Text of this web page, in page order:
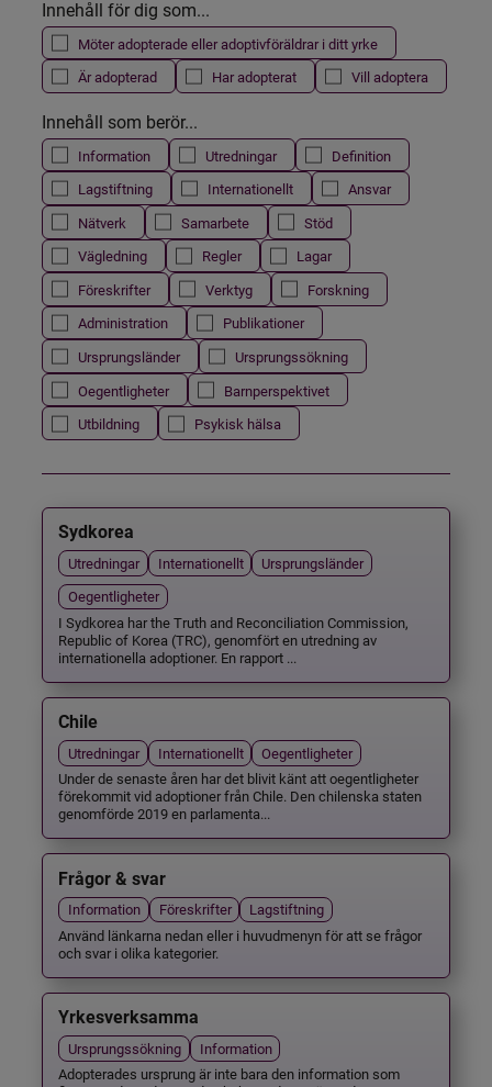
Innehåll för dig som...
Möter adopterade eller adoptivföräldrar i ditt yrke
Är adopterad
Har adopterat Vill adoptera
Innehåll som berör...
Information Utredningar
Definition
Lagstiftning
Internationellt
Ansvar
Nätverk
Samarbete
Stöd
Vägledning
Regler
Lagar
Föreskrifter
Verktyg
Forskning
Administration
Publikationer
Ursprungsländer
Ursprungssökning
Oegentligheter
Barnperspektivet
Utbildning
Psykisk hälsa
Sydkorea
Utredningar Internationellt
Ursprungsländer
Oegentligheter
I Sydkorea har the Truth and Reconciliation Commission,
Republic of Korea (TRC), genomfört en utredning av
internationella adoptioner. En rapport ...
Chile
Utredningar Internationellt
Oegentligheter
Under de senaste åren har det blivit känt att oegentligheter
förekommit vid adoptioner från Chile. Den chilenska staten
genomförde 2019 en parlamenta...
Frågor & svar
Information Föreskrifter
Lagstiftning
Använd länkarna nedan eller i huvudmenyn för att se frågor
och svar i olika kategorier.
Yrkesverksamma
Ursprungssökning
Information
Adopterades ursprung är inte bara den information som